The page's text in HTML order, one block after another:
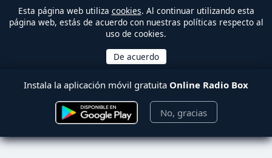
Esta página web utiliza cookies. Al continuar utilizando esta
página web, estás de acuerdo con nuestras políticas respecto al
uso de cookies.
Instala la aplicación móvil gratuita Online Radio Box
No, gracias